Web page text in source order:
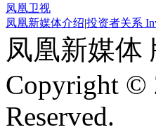
凤凰卫视
凤凰新媒体介绍|投资者关系
凤凰新媒体
Copyright ©
Reserved.